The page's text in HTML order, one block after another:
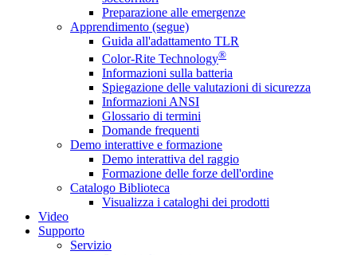
Preparazione alle emergenze
Apprendimento (segue)
Guida all'adattamento TLR
Color-Rite Technology®
Informazioni sulla batteria
Spiegazione delle valutazioni di sicurezza
Informazioni ANSI
Glossario di termini
Domande frequenti
Demo interattive e formazione
Demo interattiva del raggio
Formazione delle forze dell'ordine
Catalogo Biblioteca
Visualizza i cataloghi dei prodotti
Video
Supporto
Servizio